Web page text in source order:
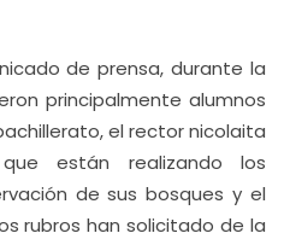
de prensa, durante la
principalmente alumnos
el rector nicolaita
están realizando los
de sus bosques y el
rubros han solicitado de la